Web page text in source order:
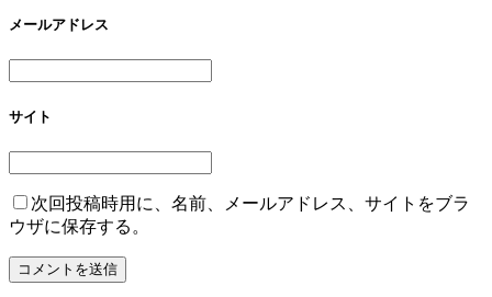
メールアドレス
サイト
次回投稿時用に、名前、メールアドレス、サイトをブラ
ウザに保存する。